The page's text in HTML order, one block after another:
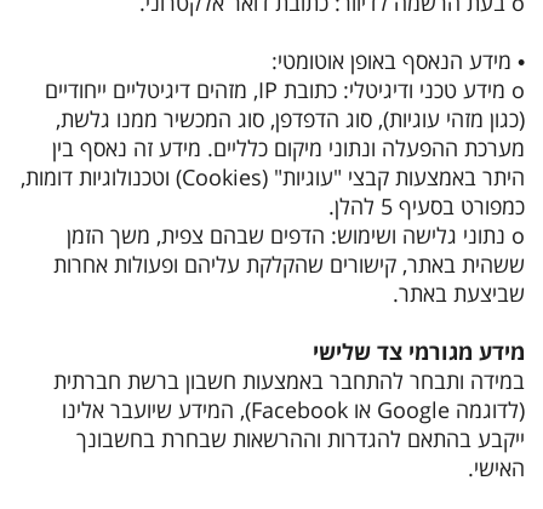
• מידע הנאסף באופן אוטומטי:
o מידע טכני ודיגיטלי: כתובת IP, מזהים דיגיטליים ייחודיים
(כגון מזהי עוגיות), סוג הדפדפן, סוג המכשיר ממנו גלשת,
מערכת ההפעלה ונתוני מיקום כלליים. מידע זה נאסף בין
היתר באמצעות קבצי "עוגיות" (Cookies) וטכנולוגיות דומות,
כמפורט בסעיף 5 להלן.
o נתוני גלישה ושימוש: הדפים שבהם צפית, משך הזמן
ששהית באתר, קישורים שהקלקת עליהם ופעולות אחרות
שביצעת באתר.
מידע מגורמי צד שלישי
במידה ותבחר להתחבר באמצעות חשבון ברשת חברתית
(לדוגמה Google או Facebook), המידע שיועבר אלינו
ייקבע בהתאם להגדרות וההרשאות שבחרת בחשבונך
האישי.